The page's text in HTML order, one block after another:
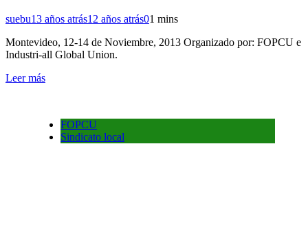
suebu13 años atrás12 años atrás01 mins
Montevideo, 12-14 de Noviembre, 2013 Organizado por: FOPCU e
Industri-all Global Union.
Leer más
FOPCU
Sindicato local